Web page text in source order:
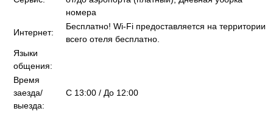
номера
Интернет:
Бесплатно! Wi-Fi предоставляется на территории
всего отеля бесплатно.
Языки
общения:
Время
заезда/
выезда:
C 13:00 / До 12:00